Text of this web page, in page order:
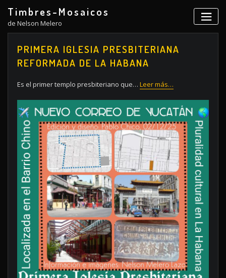
content
Timbres-Mosaicos
de Nelson Melero
PRIMERA IGLESIA PRESBITERIANA
REFORMADA DE LA HABANA
Es el primer templo presbiteriano que… Leer más…